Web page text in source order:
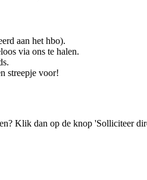
aan het hbo).
via ons te halen.
streepje voor!
Klik dan op de knop 'Solliciteer